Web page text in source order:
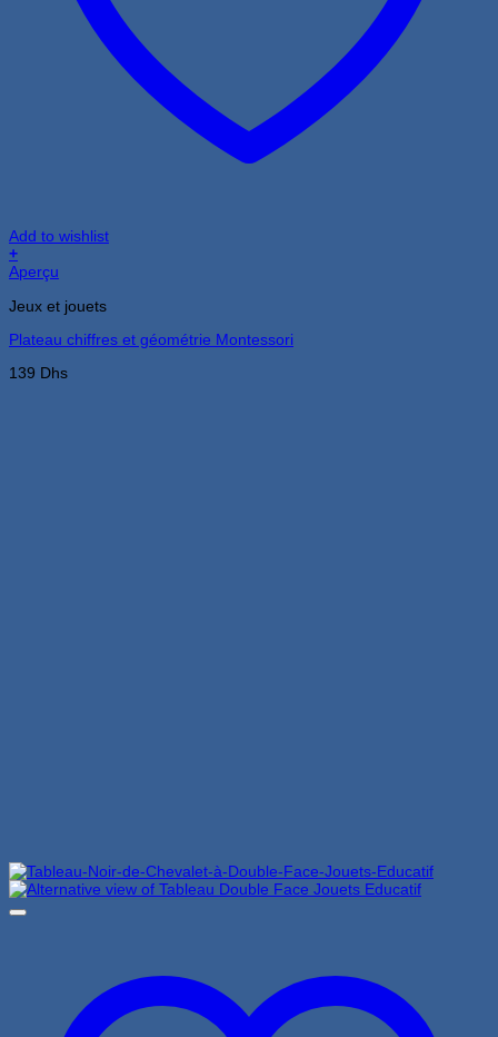
Add to wishlist
+
Aperçu
Jeux et jouets
Plateau chiffres et géométrie Montessori
139 Dhs